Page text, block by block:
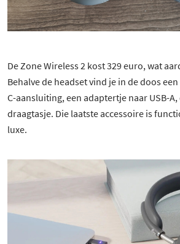
De Zone Wireless 2 kost 329 euro, wat
Behalve de headset vind je in de doos
C-aansluiting, een adaptertje naar USB-
draagtasje. Die laatste accessoire is
luxe.